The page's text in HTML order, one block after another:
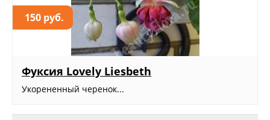
150 руб.
Фуксия Lovely Liesbeth
Укорененный черенок...